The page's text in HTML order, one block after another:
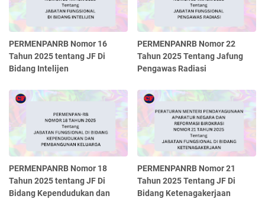
PERMENPANRB Nomor 16
Tahun 2025 tentang JF Di
Bidang Intelijen
PERMENPANRB Nomor 22
Tahun 2025 Tentang Jafung
Pengawas Radiasi
PERMENPANRB Nomor 18
Tahun 2025 tentang JF Di
Bidang Kependudukan dan
PERMENPANRB Nomor 21
Tahun 2025 Tentang JF Di
Bidang Ketenagakerjaan